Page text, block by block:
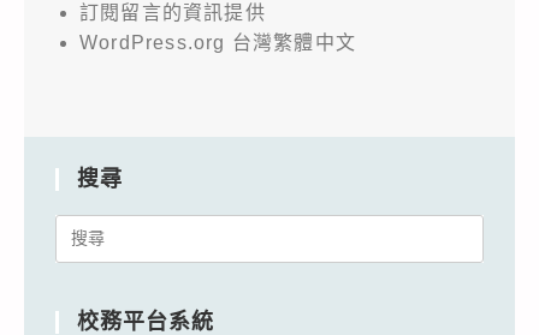
訂閱留言的資訊提供
WordPress.org 台灣繁體中文
搜尋
Search
校務平台系統